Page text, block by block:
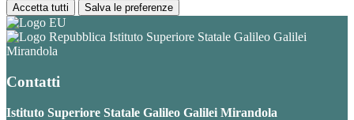
Accetta tutti Salva le preferenze
Istituto Superiore Statale Galileo Galilei
Mirandola
Contatti
Istituto Superiore Statale Galileo Galilei Mirandola